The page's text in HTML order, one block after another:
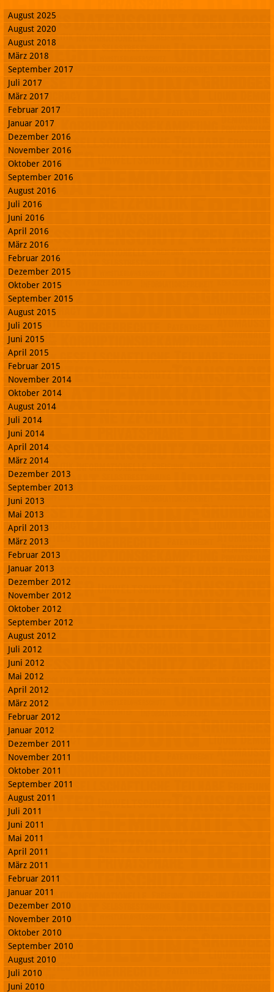
August 2025
August 2020
August 2018
März 2018
September 2017
Juli 2017
März 2017
Februar 2017
Januar 2017
Dezember 2016
November 2016
Oktober 2016
September 2016
August 2016
Juli 2016
Juni 2016
April 2016
März 2016
Februar 2016
Dezember 2015
Oktober 2015
September 2015
August 2015
Juli 2015
Juni 2015
April 2015
Februar 2015
November 2014
Oktober 2014
August 2014
Juli 2014
Juni 2014
April 2014
März 2014
Dezember 2013
September 2013
Juni 2013
Mai 2013
April 2013
März 2013
Februar 2013
Januar 2013
Dezember 2012
November 2012
Oktober 2012
September 2012
August 2012
Juli 2012
Juni 2012
Mai 2012
April 2012
März 2012
Februar 2012
Januar 2012
Dezember 2011
November 2011
Oktober 2011
September 2011
August 2011
Juli 2011
Juni 2011
Mai 2011
April 2011
März 2011
Februar 2011
Januar 2011
Dezember 2010
November 2010
Oktober 2010
September 2010
August 2010
Juli 2010
Juni 2010